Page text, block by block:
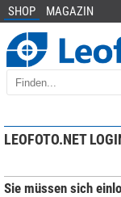
SHOP MAGAZIN
LEOFOTO.NET
Sie müssen sich